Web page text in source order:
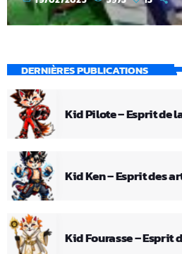
DERNIÈRES PUBLICATIONS
Kid Pilote – Esprit de
Kid Ken – Esprit des
Kid Fourasse – Esprit